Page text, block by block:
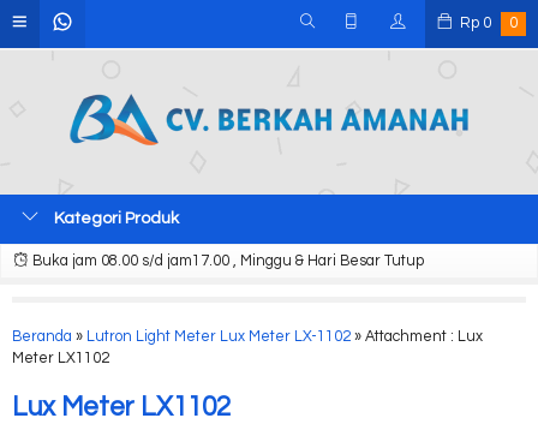
Rp 0 0
Kategori Produk
Buka jam 08.00 s/d jam17.00 , Minggu & Hari Besar Tutup
Beranda » Lutron Light Meter Lux Meter LX-1102 » Attachment : Lux
Meter LX1102
Lux Meter LX1102